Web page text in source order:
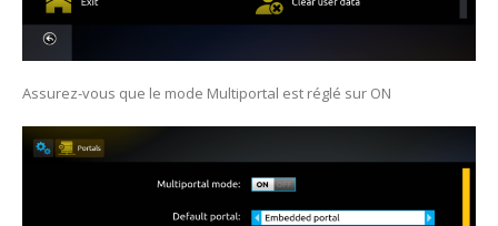
Assurez-vous que le mode Multiportal est réglé sur ON